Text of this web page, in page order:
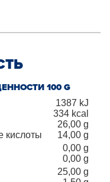
100 G
1387 kJ
334 kcal
26,00 g
кислоты
14,00 g
0,00 g
0,00 g
25,00 g